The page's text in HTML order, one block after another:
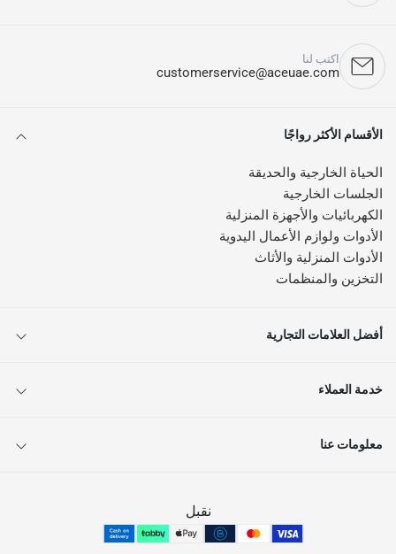
اكتب لنا
customerservice@aceuae.com
الأقسام الأكثر رواجًا
الحياة الخارجية والحديقة
الجلسات الخارجية
الكهربائيات والأجهزة المنزلية
الأدوات ولوازم الأعمال اليدوية
الأدوات المنزلية والأثاث
التخزين والمنظمات
أفضل العلامات التجارية
خدمة العملاء
معلومات عنا
نقبل